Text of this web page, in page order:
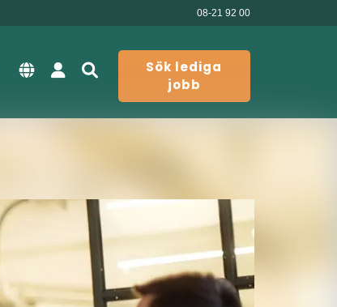
08-21 92 00
Sök lediga
jobb